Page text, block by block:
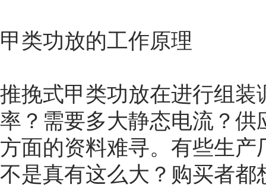
甲类功放的工作原理
推挽式甲类功放在进行组
率？需要多大静态电流？
方面的资料难寻。有些生
不是真有这么大？购买者